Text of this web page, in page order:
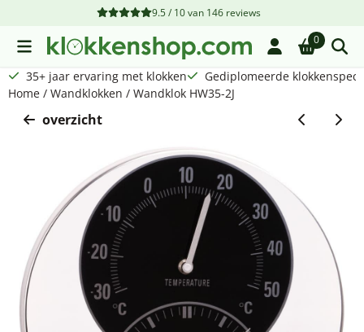
Cookievoorkeuren zijn beschikbaar. Kies instellingen of sta
9.5 / 10van 146reviews
0
35+ jaar ervaring met klokken
Gediplomeerde
Home / Wandklokken / Wandklok HW35-2J
overzicht